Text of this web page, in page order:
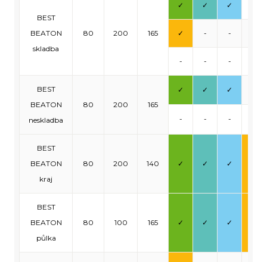
BEST
BEATON
skladba
80 200 165
✓ ✓ ✓
✓ - -
- - -
BEST
BEATON
neskladba
80 200 165
✓ ✓ ✓
- - -
BEST
BEATON
kraj
80 200 140 ✓ ✓ ✓
BEST
BEATON
půlka
80 100 165 ✓ ✓ ✓